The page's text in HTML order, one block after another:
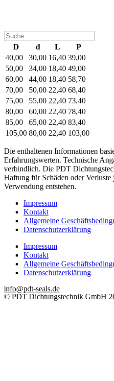
D d L
P
40,00
30,00 16,40 39,00
50,00
34,00 18,40 49,00
60,00
44,00 18,40 58,70
70,00
50,00 22,40 68,40
75,00
55,00 22,40 73,40
80,00
60,00 22,40 78,40
85,00
65,00 22,40 83,40
105,00 80,00 22,40 103,00
Die enthaltenen Informationen
Erfahrungswerten. Technische
verbindlich. Die PDT
Haftung für Schäden oder
Verwendung entstehen.
Impressum
Kontakt
Allgemeine
Datenschutzerklärung
Impressum
Kontakt
Allgemeine
Datenschutzerklärung
info@pdt-seals.de
© PDT Dichtungstechnik GmbH